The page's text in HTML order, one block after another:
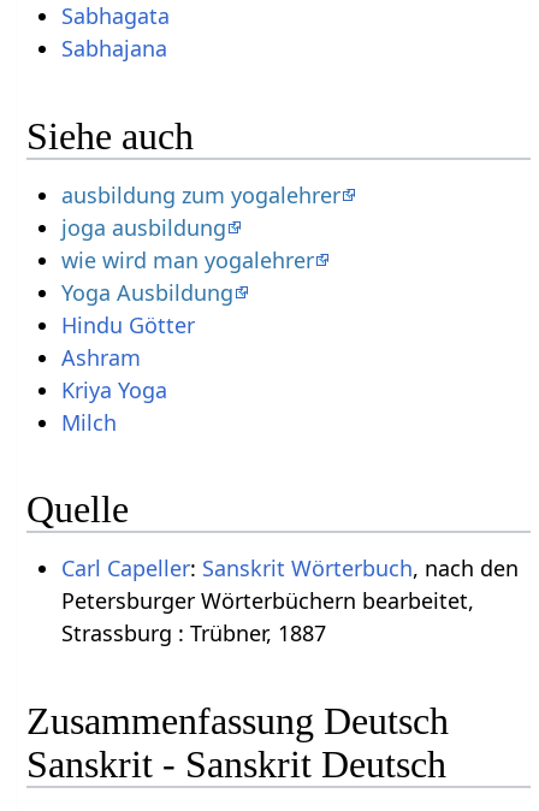
Sabhagata
Sabhajana
Siehe auch
ausbildung zum yogalehrer
joga ausbildung
wie wird man yogalehrer
Yoga Ausbildung
Hindu Götter
Ashram
Kriya Yoga
Milch
Quelle
Carl Capeller: Sanskrit Wörterbuch, nach den
Petersburger Wörterbüchern bearbeitet,
Strassburg : Trübner, 1887
Zusammenfassung Deutsch
Sanskrit - Sanskrit Deutsch